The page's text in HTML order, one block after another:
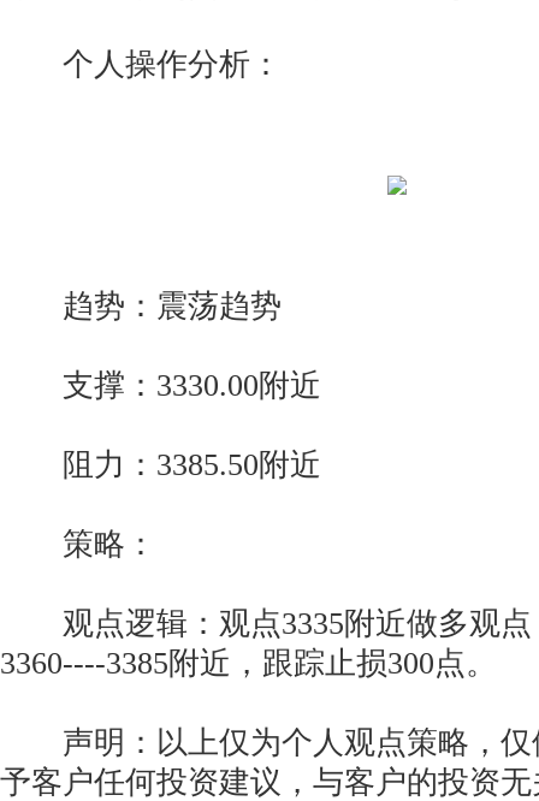
个人操作分析：
趋势：震荡趋势
支撑：3330.00附近
阻力：3385.50附近
策略：
观点逻辑：观点3335附近做多观点
3360----3385附近，跟踪止损300点。
声明：以上仅为个人观点策略，仅
予客户任何投资建议，与客户的投资